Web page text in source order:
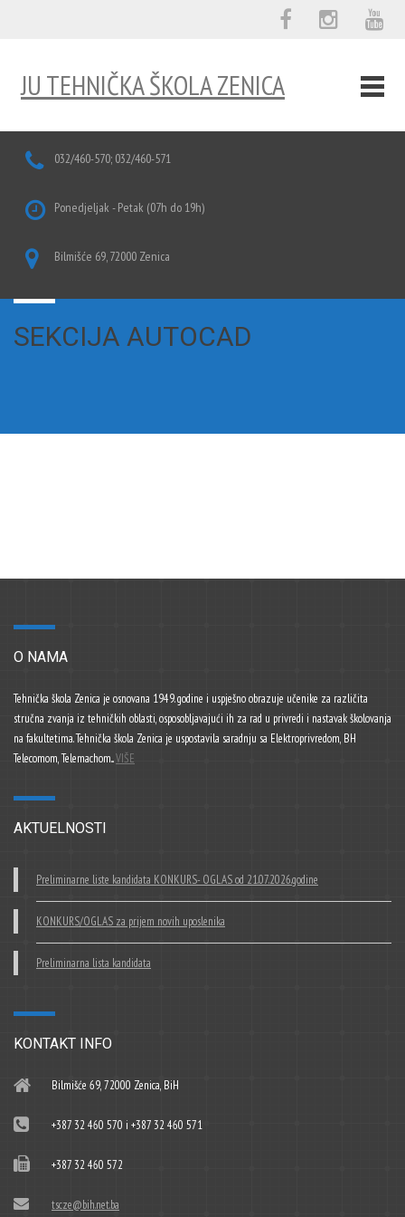
JU TEHNIČKA ŠKOLA ZENICA
032/460-570; 032/460-571
Ponedjeljak - Petak (07h do 19h)
Bilmišće 69, 72000 Zenica
SEKCIJA AUTOCAD
O NAMA
Tehnička škola Zenica je osnovana 1949. godine i uspješno obrazuje učenike za različita
stručna zvanja iz tehničkih oblasti, osposobljavajući ih za rad u privredi i nastavak školovanja
na fakultetima. Tehnička škola Zenica je uspostavila saradnju sa Elektroprivredom, BH
Telecomom, Telemachom...VIŠE
AKTUELNOSTI
Preliminarne liste kandidata KONKURS- OGLAS od 21.07.2026.godine
KONKURS/OGLAS za prijem novih uposlenika
Preliminarna lista kandidata
KONTAKT INFO
Bilmišće 69, 72000 Zenica, BiH
+387 32 460 570 i +387 32 460 571
+387 32 460 572
tscze@bih.net.ba